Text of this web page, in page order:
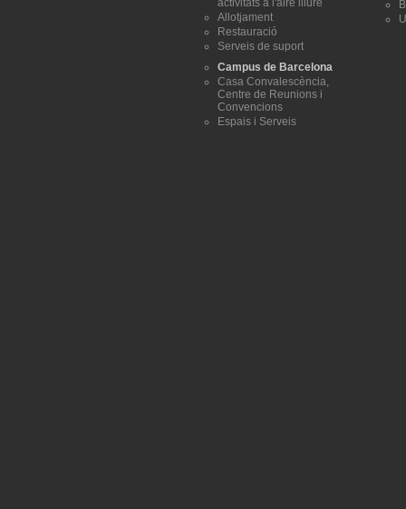
activitats a l'aire lliure
Allotjament
Restauració
Serveis de suport
Campus de Barcelona
Casa Convalescència,
Centre de Reunions i
Convencions
Espais i Serveis